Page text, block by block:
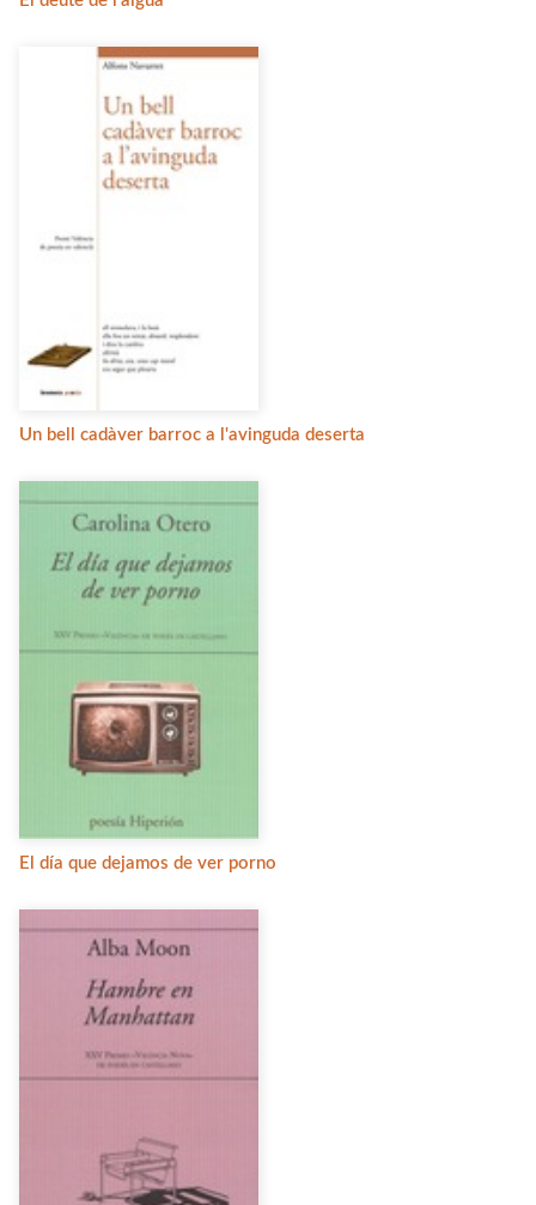
Un bell cadàver barroc a l'avinguda deserta
El día que dejamos de ver porno